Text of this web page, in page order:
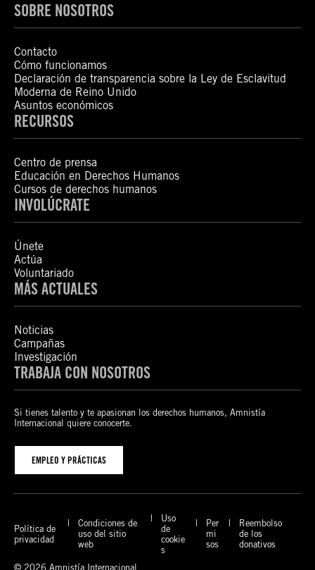
SOBRE NOSOTROS
Contacto
Cómo funcionamos
Declaración de transparencia sobre la Ley de Esclavitud
Moderna de Reino Unido
Asuntos económicos
RECURSOS
Centro de prensa
Educación en Derechos Humanos
Cursos de derechos humanos
INVOLÚCRATE
Únete
Actúa
Voluntariado
MÁS ACTUALES
Noticias
Campañas
Investigación
TRABAJA CON NOSOTROS
Si tienes talento y te apasionan los derechos humanos, Amnistía
Internacional quiere conocerte.
EMPLEO Y PRÁCTICAS
Política de
privacidad
Condiciones de
uso del sitio
web
Uso
de
cookie
s
Per
mi
sos
Reembolso
de los
donativos
© 2026 Amnistía Internacional